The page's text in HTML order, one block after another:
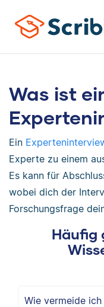
Was ist
Ein
Experte zu einem
Es kann für
wobei dich der
Forschungsfrage
Häufig
Wie vermeide